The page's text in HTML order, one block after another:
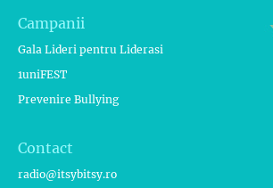
Campanii
Gala Lideri pentru Liderasi
1uniFEST
Prevenire Bullying
Contact
radio@itsybitsy.ro